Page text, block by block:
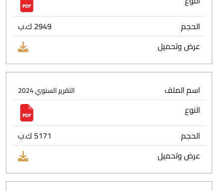
الحجم
2949 ك.ب
عرض وتحميل
اسم الملف التقرير السنوي 2024
النوع
الحجم
5171 ك.ب
عرض وتحميل